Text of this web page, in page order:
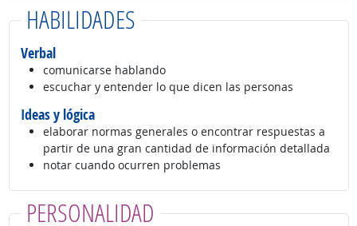
HABILIDADES
Verbal
comunicarse hablando
escuchar y entender lo que dicen las personas
Ideas y lógica
elaborar normas generales o encontrar respuestas a
partir de una gran cantidad de información detallada
notar cuando ocurren problemas
PERSONALIDAD